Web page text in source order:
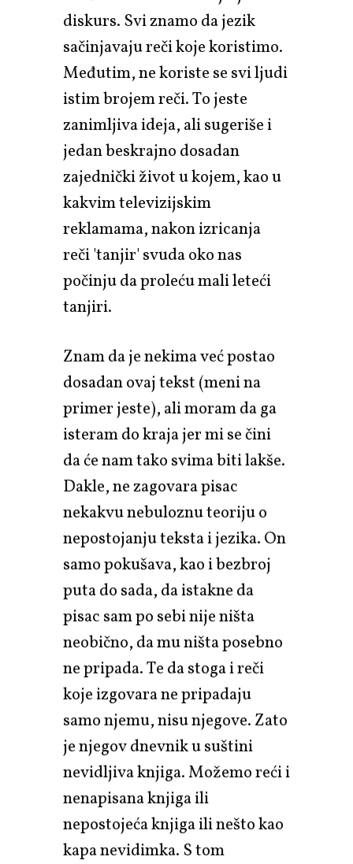
diskurs. Svi znamo da jezik
sačinjavaju reči koje koristimo.
Međutim, ne koriste se svi ljudi
istim brojem reči. To jeste
zanimljiva ideja, ali sugeriše i
jedan beskrajno dosadan
zajednički život u kojem, kao u
kakvim televizijskim
reklamama, nakon izricanja
reči 'tanjir' svuda oko nas
počinju da proleću mali leteći
tanjiri.
Znam da je nekima već postao
dosadan ovaj tekst (meni na
primer jeste), ali moram da ga
isteram do kraja jer mi se čini
da će nam tako svima biti lakše.
Dakle, ne zagovara pisac
nekakvu nebuloznu teoriju o
nepostojanju teksta i jezika. On
samo pokušava, kao i bezbroj
puta do sada, da istakne da
pisac sam po sebi nije ništa
neobično, da mu ništa posebno
ne pripada. Te da stoga i reči
koje izgovara ne pripadaju
samo njemu, nisu njegove. Zato
je njegov dnevnik u suštini
nevidljiva knjiga. Možemo reći i
nenapisana knjiga ili
nepostojeća knjiga ili nešto kao
kapa nevidimka. S tom